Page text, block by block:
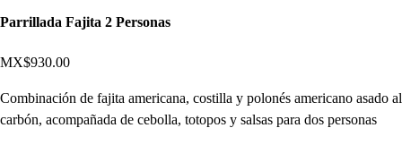
Parrillada Fajita 2 Personas
MX$930.00
Combinación de fajita americana, costilla y polonés americano asado al
carbón, acompañada de cebolla, totopos y salsas para dos personas